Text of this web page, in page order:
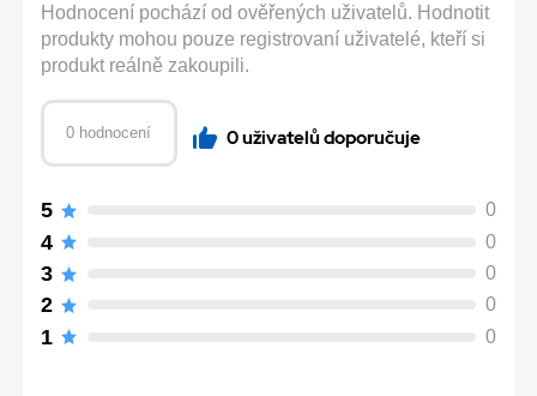
Hodnocení pochází od ověřených uživatelů. Hodnotit
produkty mohou pouze registrovaní uživatelé, kteří si
produkt reálně zakoupili.
0 hodnocení 0 uživatelů doporučuje
5 0
4 0
3 0
2 0
1 0